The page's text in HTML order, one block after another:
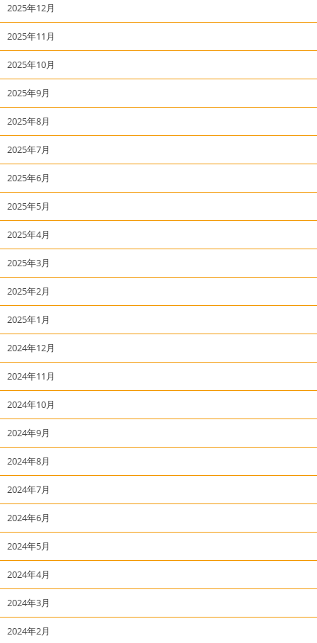
2025年12月
2025年11月
2025年10月
2025年9月
2025年8月
2025年7月
2025年6月
2025年5月
2025年4月
2025年3月
2025年2月
2025年1月
2024年12月
2024年11月
2024年10月
2024年9月
2024年8月
2024年7月
2024年6月
2024年5月
2024年4月
2024年3月
2024年2月